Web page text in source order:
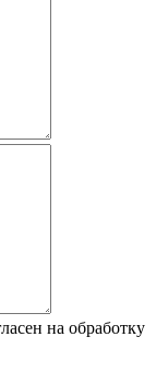
на обработку